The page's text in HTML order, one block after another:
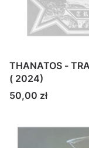
THANATOS -
( 2024)
Cena
50,00 zł